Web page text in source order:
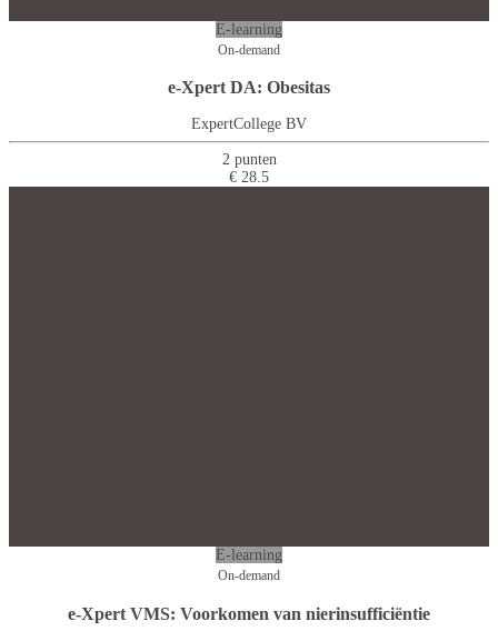
E-learning
On-demand
e-Xpert DA: Obesitas
ExpertCollege BV
2 punten
€ 28.5
E-learning
On-demand
e-Xpert VMS: Voorkomen van nierinsufficiëntie